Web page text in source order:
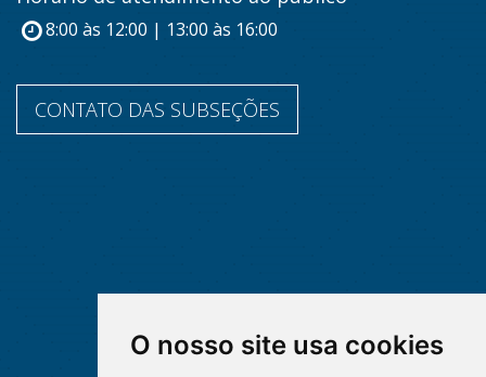
O nosso site usa cookies
8:00 às 12:00 | 13:00 às 16:00
CONTATO DAS SUBSEÇÕES